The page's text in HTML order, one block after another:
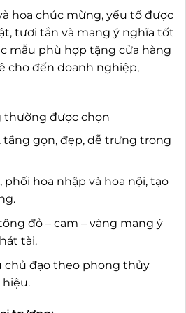
hoa chúc mừng, yếu tố được
tươi tắn và mang ý nghĩa tốt
mẫu phù hợp tặng cửa hàng
cho đến doanh nghiệp,
thường được chọn
tầng gọn, đẹp, dễ trưng trong
phối hoa nhập và hoa nội, tạo
đỏ – cam – vàng mang ý
tài.
chủ đạo theo phong thủy